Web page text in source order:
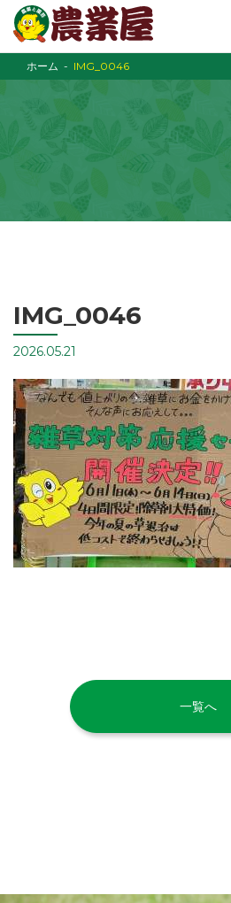
ホーム IMG_0046
IMG_0046
2026.05.21
一覧へ